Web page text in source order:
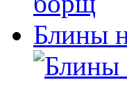
Блины